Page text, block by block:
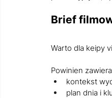
Brief
Warto dla keipy
Powinien
kontekst
plan dnia i